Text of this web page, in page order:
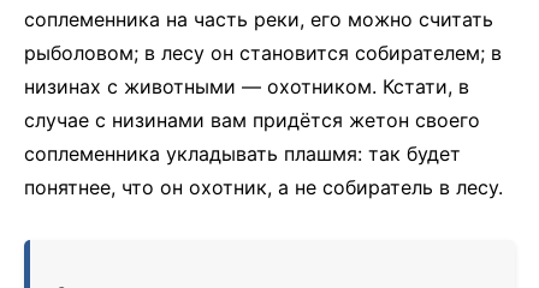
соплеменника на часть реки, его можно считать
рыболовом; в лесу он становится собирателем; в
низинах с животными — охотником. Кстати, в
случае с низинами вам придётся жетон своего
соплеменника укладывать плашмя: так будет
понятнее, что он охотник, а не собиратель в лесу.